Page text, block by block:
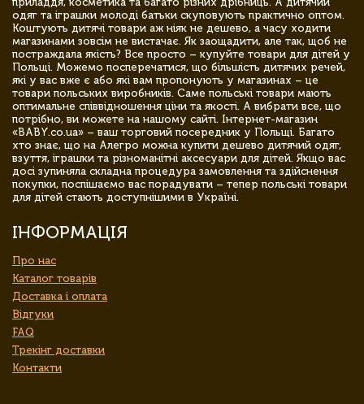
одяг та іграшки молоді батьки скуповують практично оптом.
Коштують дитячі товари аж ніяк не дешево, а часу ходити
магазинами зовсім не вистачає. Як заощадити, але так, щоб не
постраждала якість? Все просто – купуйте товари для дітей у
Польщі. Можемо посперечатися, що більшість дитячих речей,
які у вас вже є або які вам пропонують у магазинах – це
товари польських виробників. Саме польські товари мають
оптимальне співвідношення ціни та якості. А вибрати все, що
потрібно, ви можете на нашому сайті. Інтернет-магазин
«BABY.co.ua» – ваш торговий посередник у Польщі. Багато
хто знає, що на Алегро можна купити дешево дитячий одяг,
взуття, іграшки та різноманітні аксесуари для дітей. Якщо вас
досі зупиняла складна процедура замовлення та здійснення
покупки, поспішаємо вас порадувати – тепер польські товари
для дітей стають доступнішими в Україні.
ІНФОРМАЦІЯ
Про нас
Каталог товарів
Доставка і оплата
Відгуки
FAQ
Трекінг доставки
Контакти